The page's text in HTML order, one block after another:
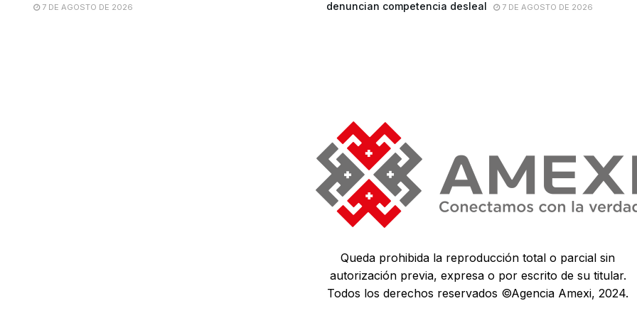
7 DE AGOSTO DE 2026 denuncian competencia desleal 7 DE AGOSTO DE 2026
Queda prohibida la reproducción total o parcial sin
autorización previa, expresa o por escrito de su titular.
Todos los derechos reservados ©Agencia Amexi, 2024.